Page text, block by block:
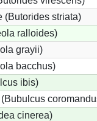
(Butorides striata)
ralloides)
grayii)
bacchus)
ibis)
cinerea)